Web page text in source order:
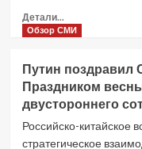
космоса,
цифровых
и
критически
ресурсов
Детали...
больше
готова
содействовать
укреплению
Обзор СМИ
Путин поздравил
Праздником
двустороннего
Российско-китайское
стратегическое